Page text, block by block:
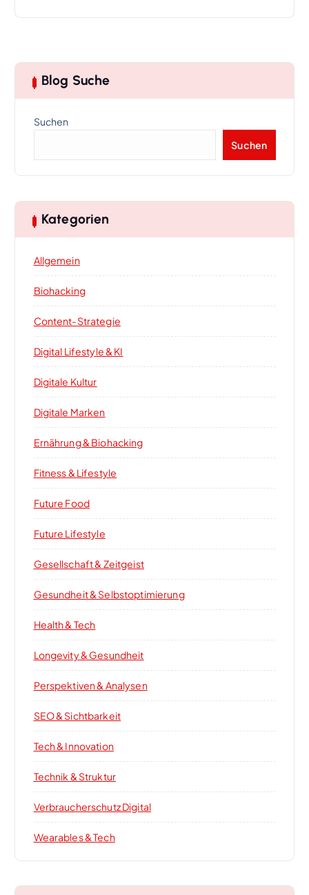
Blog Suche
Suchen
Suchen
Kategorien
Allgemein
Biohacking
Content-Strategie
Digital Lifestyle & KI
Digitale Kultur
Digitale Marken
Ernährung & Biohacking
Fitness & Lifestyle
Future Food
Future Lifestyle
Gesellschaft & Zeitgeist
Gesundheit & Selbstoptimierung
Health & Tech
Longevity & Gesundheit
Perspektiven & Analysen
SEO & Sichtbarkeit
Tech & Innovation
Technik & Struktur
Verbraucherschutz Digital
Wearables & Tech